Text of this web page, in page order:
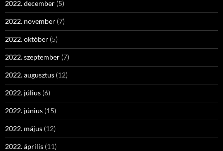
2022. december (5)
2022. november (7)
2022. október (5)
2022. szeptember (7)
2022. augusztus (12)
2022. július (6)
2022. június (15)
2022. május (12)
2022. április (11)